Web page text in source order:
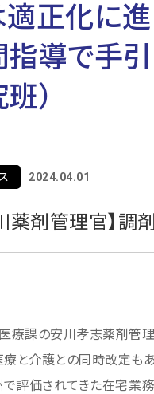
正化に進
導で手
）
2024.04.01
川薬剤管理官】
療課の安川孝志薬剤管
療と介護との同時改定も
評価されてきた在宅業